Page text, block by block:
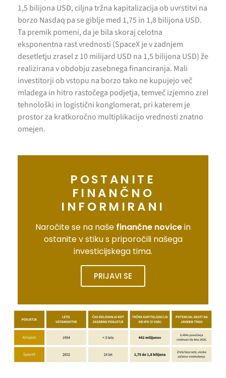
1,5 bilijona USD, ciljna tržna kapitalizacija ob uvrstitvi na
borzo Nasdaq pa se giblje med 1,75 in 1,8 bilijona USD.
Ta premik pomeni, da je bila skoraj celotna
eksponentna rast vrednosti (SpaceX je v zadnjem
desetletju zrasel z 10 milijard USD na 1,5 bilijona USD) že
realizirana v obdobju zasebnega financiranja. Mali
investitorji ob vstopu na borzo tako ne kupujejo več
mladega in hitro rastočega podjetja, temveč izjemno zrel
tehnološki in logistični konglomerat, pri katerem je
prostor za kratkoročno multiplikacijo vrednosti znatno
omejen.
POSTANITE
FINANČNO
INFORMIRANI
Naročite se na naše finančne novicein
ostanite v stiku s priporočili našega
investicijskega tima.
PRIJAVI SE